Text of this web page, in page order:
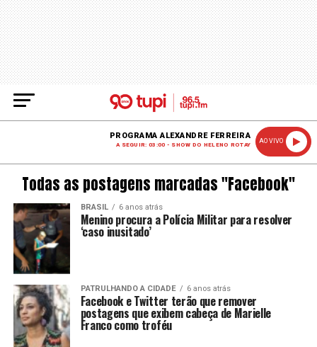
PROGRAMA ALEXANDRE FERREIRA
A SEGUIR: 03:00 - SHOW DO HELENO ROTAY
AO VIVO
Todas as postagens marcadas "Facebook"
BRASIL 6 anos atrás
Menino procura a Polícia Militar para resolver
‘caso inusitado’
PATRULHANDO A CIDADE 6 anos atrás
Facebook e Twitter terão que remover
postagens que exibem cabeça de Marielle
Franco como troféu